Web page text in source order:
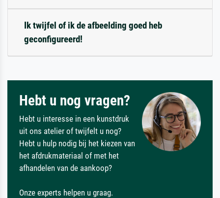
Ik twijfel of ik de afbeelding goed heb
geconfigureerd!
Hebt u nog vragen?
Hebt u interesse in een kunstdruk
uit ons atelier of twijfelt u nog?
Hebt u hulp nodig bij het kiezen van
het afdrukmateriaal of met het
afhandelen van de aankoop?
Onze experts helpen u graag.